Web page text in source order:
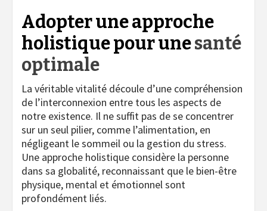
Adopter une approche
holistique pour unesanté
optimale
La véritable vitalité découle d’une compréhension
de l’interconnexion entre tous les aspects de
notre existence. Il ne suffit pas de se concentrer
sur un seul pilier, comme l’alimentation, en
négligeant le sommeil ou la gestion du stress.
Une approche holistique considère la personne
dans sa globalité, reconnaissant que le bien-être
physique, mental et émotionnel sont
profondément liés.